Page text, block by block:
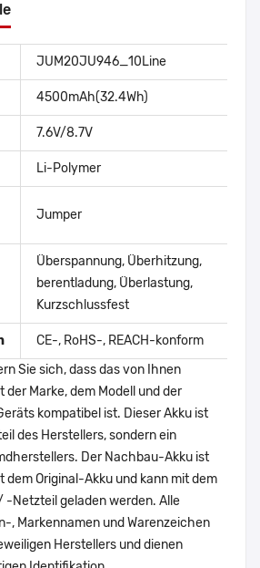
JUM20JU946_10Line
4500mAh(32.4Wh)
7.6V/8.7V
Li-Polymer
Jumper
Überspannung, Überhitzung,
berentladung, Überlastung,
Kurzschlussfest
CE-, RoHS-, REACH-konform
Sie sich, dass das von Ihnen
der Marke, dem Modell und der
kompatibel ist. Dieser Akku ist
des Herstellers, sondern ein
Der Nachbau-Akku ist
dem Original-Akku und kann mit dem
-Netzteil geladen werden. Alle
, Markennamen und Warenzeichen
Herstellers und dienen